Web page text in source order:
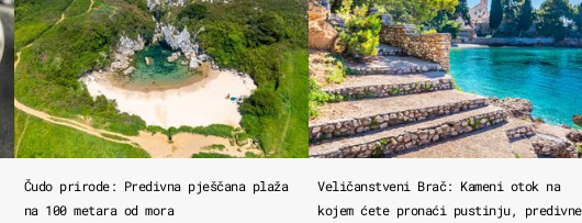
Čudo prirode: Predivna pješčana plaža
na 100 metara od mora
Veličanstveni Brač: Kameni otok na
kojem ćete pronaći pustinju, predivne